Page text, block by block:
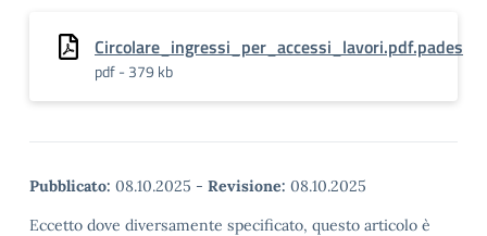
Circolare_ingressi_per_accessi_lavori.pdf.pades
pdf - 379 kb
Pubblicato: 08.10.2025 - Revisione: 08.10.2025
Eccetto dove diversamente specificato, questo articolo è